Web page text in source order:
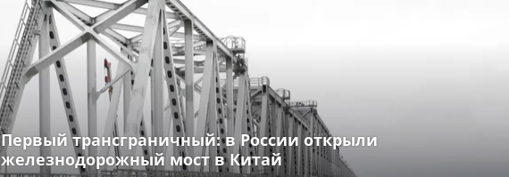
Первый трансграничный: в России открыли
железнодорожный мост в Китай